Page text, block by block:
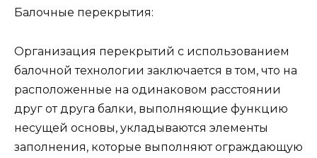
Балочные перекрытия:
Организация перекрытий с использованием
балочной технологии заключается в том, что на
расположенные на одинаковом расстоянии
друг от друга балки, выполняющие функцию
несущей основы, укладываются элементы
заполнения, которые выполняют ограждающую